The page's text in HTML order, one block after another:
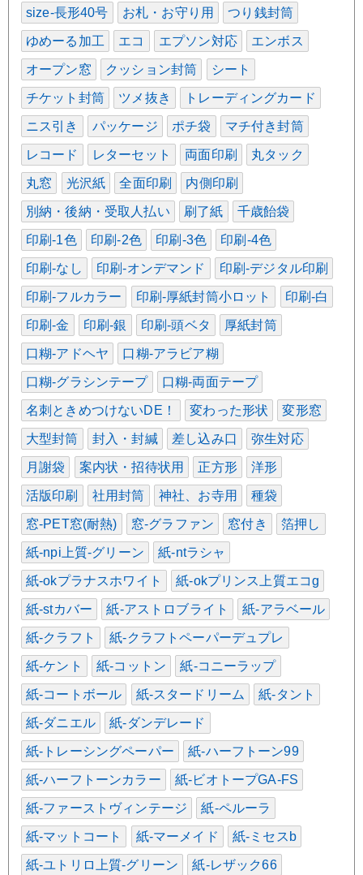
size-長形40号 お札・お守り用 つり銭封筒
ゆめーる加工 エコ エプソン対応 エンボス
オープン窓 クッション封筒 シート
チケット封筒 ツメ抜き トレーディングカード
ニス引き パッケージ ポチ袋 マチ付き封筒
レコード レターセット 両面印刷 丸タック
丸窓 光沢紙 全面印刷 内側印刷
別納・後納・受取人払い 刷了紙 千歳飴袋
印刷-1色 印刷-2色 印刷-3色 印刷-4色
印刷-なし 印刷-オンデマンド 印刷-デジタル印刷
印刷-フルカラー 印刷-厚紙封筒小ロット 印刷-白
印刷-金 印刷-銀 印刷-頭ベタ 厚紙封筒
口糊-アドヘヤ 口糊-アラビア糊
口糊-グラシンテープ 口糊-両面テープ
名刺ときめつけないDE！ 変わった形状 変形窓
大型封筒 封入・封緘 差し込み口 弥生対応
月謝袋 案内状・招待状用 正方形 洋形
活版印刷 社用封筒 神社、お寺用 種袋
窓-PET窓(耐熱) 窓-グラファン 窓付き 箔押し
紙-npi上質-グリーン 紙-ntラシャ
紙-okプラナスホワイト 紙-okプリンス上質エコg
紙-stカバー 紙-アストロブライト 紙-アラベール
紙-クラフト 紙-クラフトペーパーデュプレ
紙-ケント 紙-コットン 紙-コニーラップ
紙-コートボール 紙-スタードリーム 紙-タント
紙-ダニエル 紙-ダンデレード
紙-トレーシングペーパー 紙-ハーフトーン99
紙-ハーフトーンカラー 紙-ビオトープGA-FS
紙-ファーストヴィンテージ 紙-ペルーラ
紙-マットコート 紙-マーメイド 紙-ミセスb
紙-ユトリロ上質-グリーン 紙-レザック66